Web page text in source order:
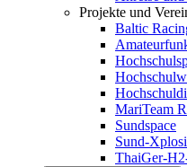
Projekte und
Baltic
MariTeam
Sundspace
Sund-
ThaiGer-